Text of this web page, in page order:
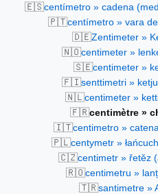
🇪🇸centímetro » cadena
🇵🇹centímetro » vara
🇩🇪Zentimeter »
🇳🇴centimeter »
🇸🇪centimeter »
🇫🇮senttimetri »
🇳🇱centimeter »
🇫🇷centimètre »
🇮🇹centimetro »
🇵🇱centymetr »
🇨🇿centimetr » řetěz
🇷🇴centimetru »
🇹🇷santimetre »